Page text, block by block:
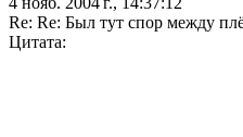
Re: Re: Был тут спор между
Цитата: